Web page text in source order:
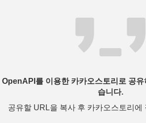
OpenAPI를 이용한 카카오스토리로 공
습니다.
공유할 URL을 복사 후 카카오스토리에